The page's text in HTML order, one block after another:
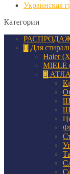
Украинская
Категории
Для
Haier
MIELE